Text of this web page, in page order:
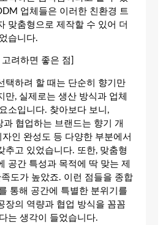
업체들은 이러한 친환경 트
맞춤형으로 제작할 수 있어 더
습니다.
려하면 좋은 점]
택하려 할 때는 단순히 향기만
만, 실제로는 생산 방식과 업체
소입니다. 찾아보다 보니,
협업하는 브랜드는 향기 개
인 완성도 등 다양한 부분에서
추고 있었습니다. 또한, 맞춤형
공간 특성과 목적에 딱 맞는 제
도가 높았죠. 이런 점들을 종합
통해 공간에 특별한 분위기를
장의 역량과 협업 방식을 꼼꼼
는 생각이 들었습니다.